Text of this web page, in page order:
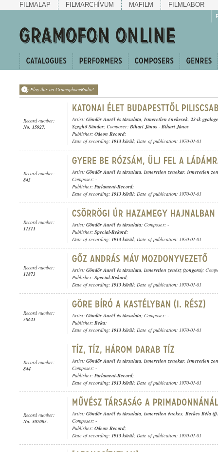
FILMALAP FILMARCHÍVUM MAFILM FILMLABOR
Play this on GramophoneRadio!
Record number:
No. 15927.
Artist: Göndör Aurél és társulata, Ismeretlen énekesek, 23-ik
Szeghő Sándor; Composer: Bihari János - Bihari János
Publisher: Odeon Record;
Date of recording: 1913 körül; Date of publication: 1970-01-01
Record number:
843
Artist: Göndör Aurél és társulata, ismeretlen zenekar, ismeretlen
Composer: -
Publisher: Parlament-Record;
Date of recording: 1913 körül; Date of publication: 1970-01-01
Record number:
11311
Artist: Göndör Aurél és társulata; Composer: -
Publisher: Special-Rekord;
Date of recording: 1913 körül; Date of publication: 1970-01-01
Record number:
11873
Artist: Göndör Aurél és társulata, ismeretlen zenész (zongora);
Publisher: Special-Rekord;
Date of recording: 1913 körül; Date of publication: 1970-01-01
Record number:
58621
Artist: Göndör Aurél és társulata; Composer: -
Publisher: Beka;
Date of recording: 1913 körül; Date of publication: 1970-01-01
Record number:
844
Artist: Göndör Aurél és társulata, ismeretlen zenekar, ismeretlen
Composer: -
Publisher: Parlament-Record;
Date of recording: 1913 körül; Date of publication: 1970-01-01
Record number:
No. 307005.
Artist: Göndör Aurél és társulata, ismeretlen énekes, Berkes Béla
Composer: -
Publisher: Odeon Record;
Date of recording: 1913 körül; Date of publication: 1970-01-01